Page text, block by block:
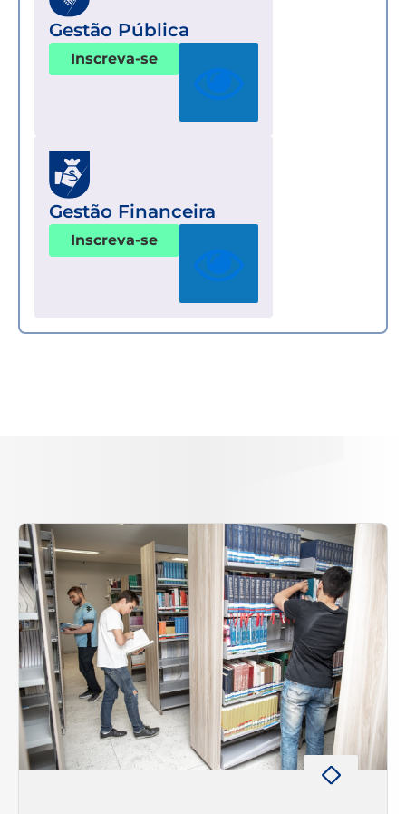
Gestão Pública
Inscreva-se
Gestão Financeira
Inscreva-se